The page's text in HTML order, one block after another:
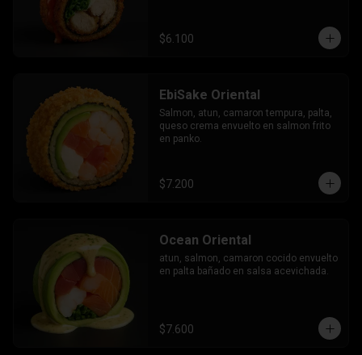
$6.100
EbiSake Oriental
Salmon, atun, camaron tempura, palta,
queso crema envuelto en salmon frito
en panko.
$7.200
Ocean Oriental
atun, salmon, camaron cocido envuelto
en palta bañado en salsa acevichada.
$7.600